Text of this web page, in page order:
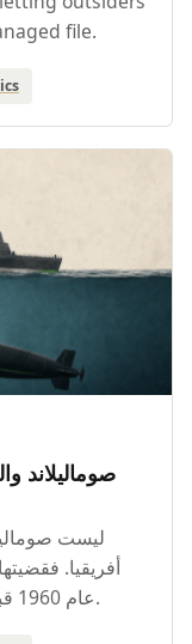
file.
ليست
أفريقيا.
عام 1960 قبل أن تدخل في اتحاد فعلي مع الصومال.